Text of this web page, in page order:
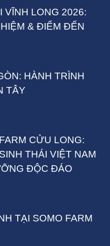
VĨNH LONG 2026:
& ĐIỂM ĐẾN
HÀNH TRÌNH
TÂY
CỬU LONG:
THÁI VIỆT NAM
ĐỘC ĐÁO
TẠI SOMO FARM